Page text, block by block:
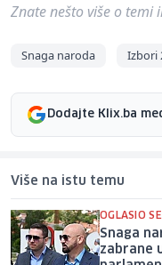
Znate nešto više o temi
Snaga naroda Izbori
Dodajte Klix.ba
Više na istu temu
OGLASIO
Snaga
zabrane